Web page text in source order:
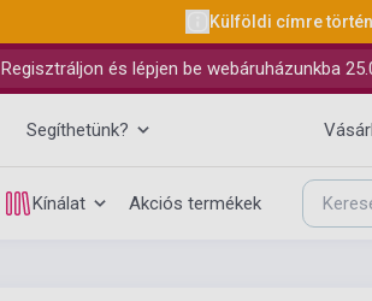
Külföldi címre
Regisztráljon és lépjen be webáruházunkba
Segíthetünk?
Kínálat Akciós termékek